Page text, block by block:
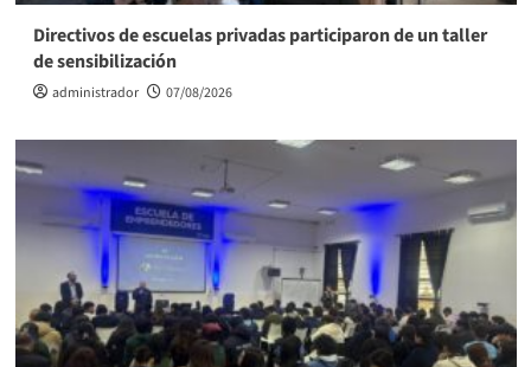
Directivos de escuelas privadas participaron de un taller
de sensibilización
administrador 07/08/2026